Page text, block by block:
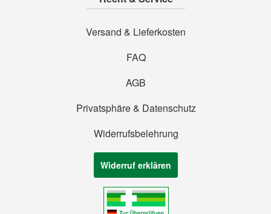
Versand & Lieferkosten
FAQ
AGB
Privatsphäre & Datenschutz
Widerrufsbelehrung
Widerruf erklären